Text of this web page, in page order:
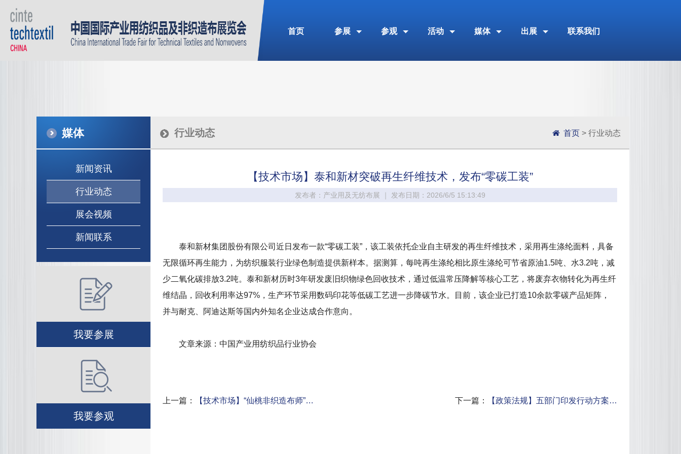
首页 参展 参观 活动 媒体 出展 联系我们
媒体
新闻资讯
行业动态
展会视频
新闻联系
我要参展
我要参观
行业动态 首页 > 行业动态
【技术市场】泰和新材突破再生纤维技术，发布“零碳工装”
发布者：产业用及无纺布展 ｜ 发布日期：2026/6/5 15:13:49
泰和新材集团股份有限公司近日发布一款“零碳工装”，该工装依托企业自主研发的再生纤维技术，采用再生涤纶面料，具备
无限循环再生能力，为纺织服装行业绿色制造提供新样本。据测算，每吨再生涤纶相比原生涤纶可节省原油1.5吨、水3.2吨，减
少二氧化碳排放3.2吨。泰和新材历时3年研发废旧织物绿色回收技术，通过低温常压降解等核心工艺，将废弃衣物转化为再生纤
维结晶，回收利用率达97%，生产环节采用数码印花等低碳工艺进一步降碳节水。目前，该企业已打造10余款零碳产品矩阵，
并与耐克、阿迪达斯等国内外知名企业达成合作意向。
文章来源：中国产业用纺织品行业协会
上一篇： 【技术市场】“仙桃非织造布师”… 下一篇： 【政策法规】五部门印发行动方案…